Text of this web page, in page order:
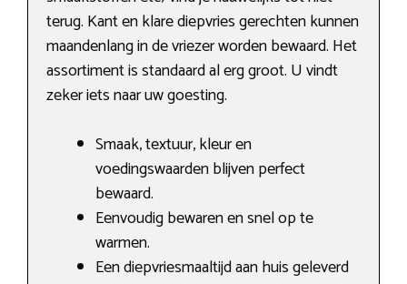
terug. Kant en klare diepvries gerechten kunnen
maandenlang in de vriezer worden bewaard. Het
assortiment is standaard al erg groot. U vindt
zeker iets naar uw goesting.
Smaak, textuur, kleur en
voedingswaarden blijven perfect
bewaard.
Eenvoudig bewaren en snel op te
warmen.
Een diepvriesmaaltijd aan huis geleverd